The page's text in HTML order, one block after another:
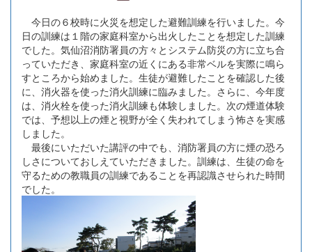
今日の６校時に火災を想定した避難訓練を行いました。今
日の訓練は１階の家庭科室から出火したことを想定した訓練
でした。気仙沼消防署員の方々とシステム防災の方に立ち合
っていただき、家庭科室の近くにある非常ベルを実際に鳴ら
すところから始めました。生徒が避難したことを確認した後
に、消火器を使った消火訓練に臨みました。さらに、今年度
は、消火栓を使った消火訓練も体験しました。次の煙道体験
では、予想以上の煙と視野が全く失われてしまう怖さを実感
しました。
最後にいただいた講評の中でも、消防署員の方に煙の恐ろ
しさについておしえていただきました。訓練は、生徒の命を
守るための教職員の訓練であることを再認識させられた時間
でした。